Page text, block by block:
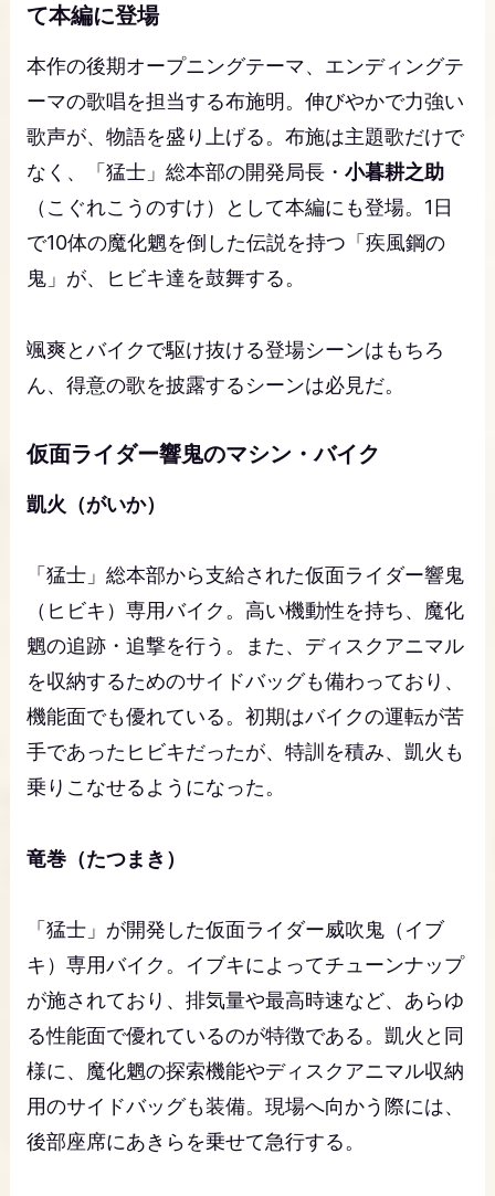
て本編に登場
本作の後期オープニングテーマ、エンディングテ
ーマの歌唱を担当する布施明。伸びやかで力強い
歌声が、物語を盛り上げる。布施は主題歌だけで
なく、「猛士」総本部の開発局長・ 小暮耕之助
（こぐれこうのすけ）として本編にも登場。1日
で10体の魔化魍を倒した伝説を持つ「疾風鋼の
鬼」が、ヒビキ達を鼓舞する。
颯爽とバイクで駆け抜ける登場シーンはもちろ
ん、得意の歌を披露するシーンは必見だ。
仮面ライダー響鬼のマシン・バイク
凱火（がいか）
「猛士」総本部から支給された仮面ライダー響鬼
（ヒビキ）専用バイク。高い機動性を持ち、魔化
魍の追跡・追撃を行う。また、ディスクアニマル
を収納するためのサイドバッグも備わっており、
機能面でも優れている。初期はバイクの運転が苦
手であったヒビキだったが、特訓を積み、凱火も
乗りこなせるようになった。
竜巻（たつまき）
「猛士」が開発した仮面ライダー威吹鬼（イブ
キ）専用バイク。イブキによってチューンナップ
が施されており、排気量や最高時速など、あらゆ
る性能面で優れているのが特徴である。凱火と同
様に、魔化魍の探索機能やディスクアニマル収納
用のサイドバッグも装備。現場へ向かう際には、
後部座席にあきらを乗せて急行する。